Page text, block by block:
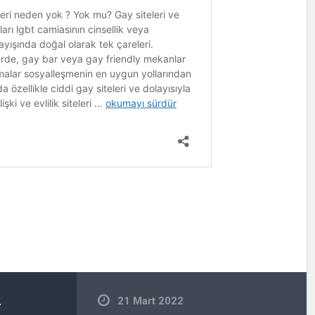
21 Mart 2022